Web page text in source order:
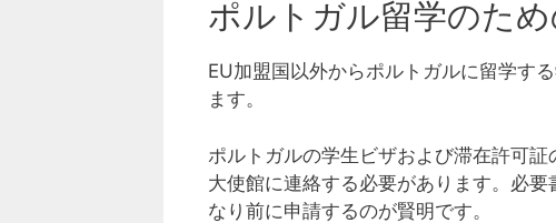
ポルトガル留学のた
EU加盟国以外からポルトガルに留学す
ます。
ポルトガルの学生ビザおよび滞在許可
大使館に連絡する必要があります。必
なり前に申請するのが賢明です。